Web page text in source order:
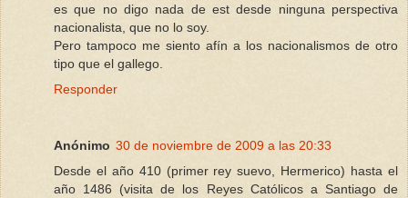
es que no digo nada de est desde ninguna perspectiva
nacionalista, que no lo soy.
Pero tampoco me siento afín a los nacionalismos de otro
tipo que el gallego.
Responder
Anónimo 30 de noviembre de 2009 a las 20:33
Desde el año 410 (primer rey suevo, Hermerico) hasta el
año 1486 (visita de los Reyes Católicos a Santiago de